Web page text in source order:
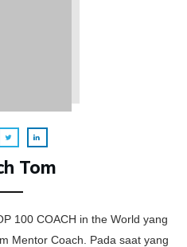
Tom
100 COACH in the World yang
Mentor Coach. Pada saat yang